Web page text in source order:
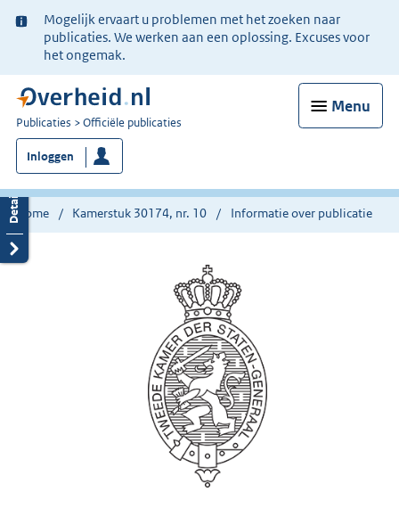
Ter
informatie:
Mogelijk ervaart u problemen met het zoeken naar
publicaties. We werken aan een oplossing. Excuses voor
het ongemak.
Menu
U
bent
nu
hier:
Publicaties Officiële publicaties
Inloggen
Home Kamerstuk 30174, nr. 10 Informatie over publicatie